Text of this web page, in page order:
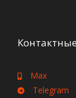
Max
Telegram